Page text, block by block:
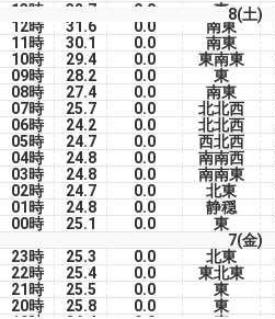
8(土)
13時 32.7 0.0 東
12時
31.6 0.0 南東
11時
30.1 0.0 南東
10時
29.4 0.0 東南東
09時
28.2 0.0 東
08時
27.4 0.0 南東
07時
25.7 0.0 北北西
06時
24.2 0.0 北北西
05時
24.7 0.0 西北西
04時
24.8 0.0 南南西
03時
24.8 0.0 南南東
02時
24.7 0.0 北東
01時
24.8 0.0 静穏
00時
25.1 0.0 東
7(金)
23時
25.3 0.0 北東
22時
25.4 0.0 東北東
21時
25.5 0.0 東
20時
25.8 0.0 東